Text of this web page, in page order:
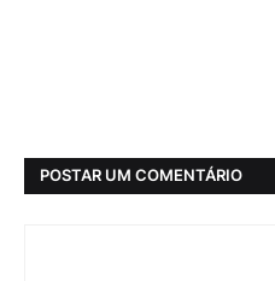
POSTAR UM COMENTÁRIO